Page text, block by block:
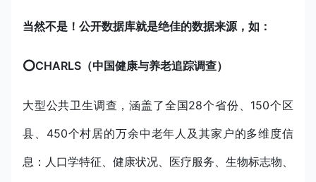
当然不是！公开数据库就是绝佳的数据来源，如：
⭕️CHARLS（中国健康与养老追踪调查）
大型公共卫生调查，涵盖了全国28个省份、150个区
县、450个村居的万余中老年人及其家户的多维度信
息：人口学特征、健康状况、医疗服务、生物标志物、